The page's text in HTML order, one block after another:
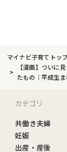
マイナビ子育てトッ
【漫画】ついに
たもの｜平成生
カテゴリ
共働き夫婦
妊娠
出産・産後